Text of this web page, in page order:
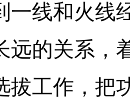
一线和火线
远的关系，
拔工作，把